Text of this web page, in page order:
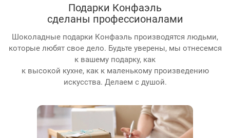
Подарки Конфаэль
сделаны профессионалами
Шоколадные подарки Конфаэль производятся людьми,
которые любят свое дело. Будьте уверены, мы отнесемся
к вашему подарку, как
к высокой кухне, как к маленькому произведению
искусства. Делаем с душой.